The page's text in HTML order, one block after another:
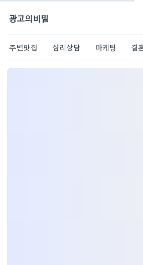
광고의비밀
주변맛집 심리상담 마케팅 결